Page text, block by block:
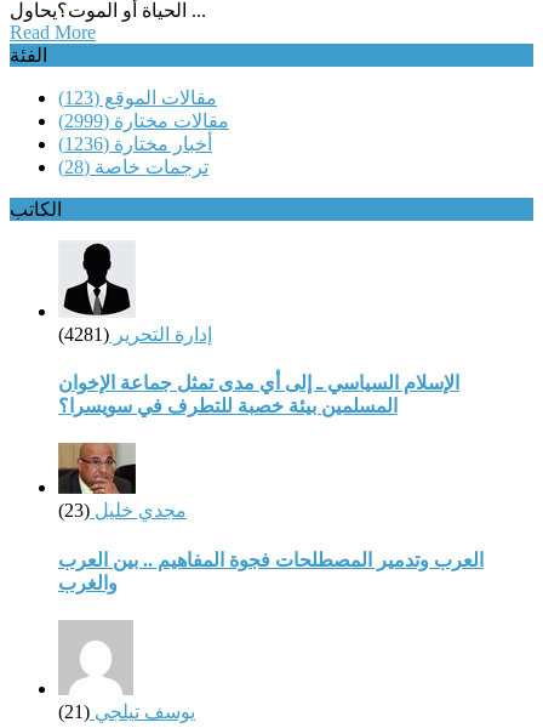
الحياة أو الموت؟يحاول ...
Read More
الفئة
مقالات الموقع (123)
مقالات مختارة (2999)
أخبار مختارة (1236)
ترجمات خاصة (28)
الكاتب
إدارة التحرير (4281)
الإسلام السياسي ـ إلى أي مدى تمثل جماعة الإخوان
المسلمين بيئة خصبة للتطرف في سويسرا؟
مجدي خليل (23)
العرب وتدمير المصطلحات فجوة المفاهيم .. بين العرب
والغرب
يوسف تيلجي (21)